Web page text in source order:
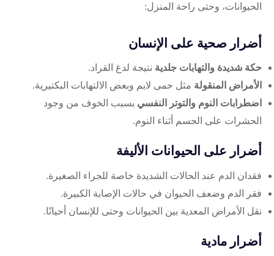
الحيوانات، وحتى راحة المنزل:
أضرار صحية على الإنسان
حكة شديدة والتهابات جلدية نتيجة لدغ القراد.
الأمراض المنقولة مثل حمى لايم وبعض الالتهابات البكتيرية.
اضطرابات النوم والتوتر النفسي بسبب الخوف من وجود
الحشرات على الجسم أثناء النوم.
أضرار على الحيوانات الأليفة
فقدان الدم عند الحالات الشديدة خاصة للجراء الصغيرة.
فقر الدم وضعف الحيوان في حالات الإصابة الكبيرة.
نقل الأمراض المعدية بين الحيوانات وحتى للإنسان أحيانًا.
أضرار مادية